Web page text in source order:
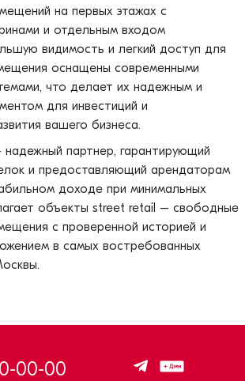
на первых этажах с
и отдельным входом
видимость и легкий доступ для
оснащены современными
что делает их надежным и
для инвестиций и
вашего бизнеса.
партнер, гарантирующий
и предоставляющий арендаторам
доходе при минимальных
объекты street retail – свободные
с проверенной историей и
в самых востребованных
00-00